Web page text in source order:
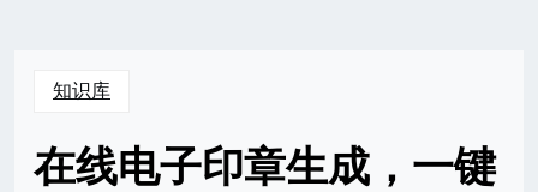
知识库
在线电子印章生成，一键